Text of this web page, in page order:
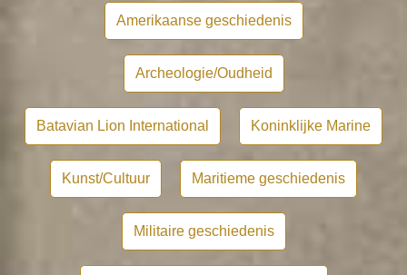
Amerikaanse geschiedenis
Archeologie/Oudheid
Batavian Lion International Koninklijke Marine
Kunst/Cultuur Maritieme geschiedenis
Militaire geschiedenis